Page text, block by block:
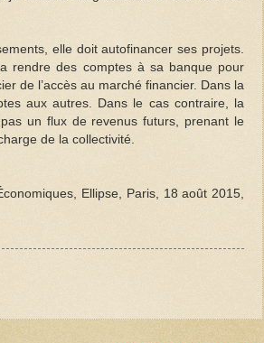
elle doit autofinancer ses projets.
rendre des comptes à sa banque pour
de l’accès au marché financier. Dans la
aux autres. Dans le cas contraire, la
un flux de revenus futurs, prenant le
de la collectivité.
Ellipse, Paris, 18 août 2015,